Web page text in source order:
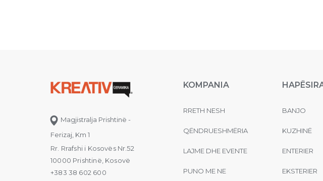
Magjistralja Prishtinë -
Ferizaj, Km 1
Rr. Rrafshi i Kosovës Nr.52
10000 Prishtinë, Kosovë
+383 38 602 600
KOMPANIA
RRETH NESH
QËNDRUESHMËRIA
LAJME DHE EVENTE
PUNO ME NE
BANJO
KUZHINË
ENTERIER
EKSTERIER